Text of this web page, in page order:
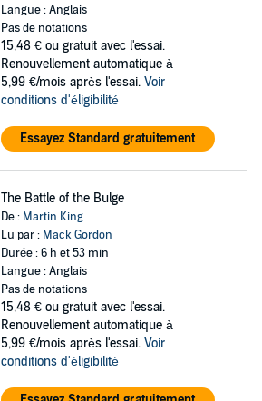
Langue : Anglais
Pas de notations
15,48 € ou gratuit avec l'essai.
Renouvellement automatique à
5,99 €/mois après l'essai. Voir
conditions d'éligibilité
Essayez Standard gratuitement
The Battle of the Bulge
De : Martin King
Lu par : Mack Gordon
Durée : 6 h et 53 min
Langue : Anglais
Pas de notations
15,48 € ou gratuit avec l'essai.
Renouvellement automatique à
5,99 €/mois après l'essai. Voir
conditions d'éligibilité